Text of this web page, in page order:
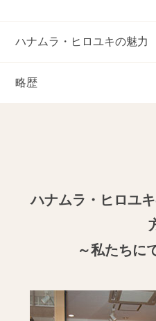
ハナムラ・ヒロユキの魅力
略歴
ハナムラ・ヒロユ
～私たちに